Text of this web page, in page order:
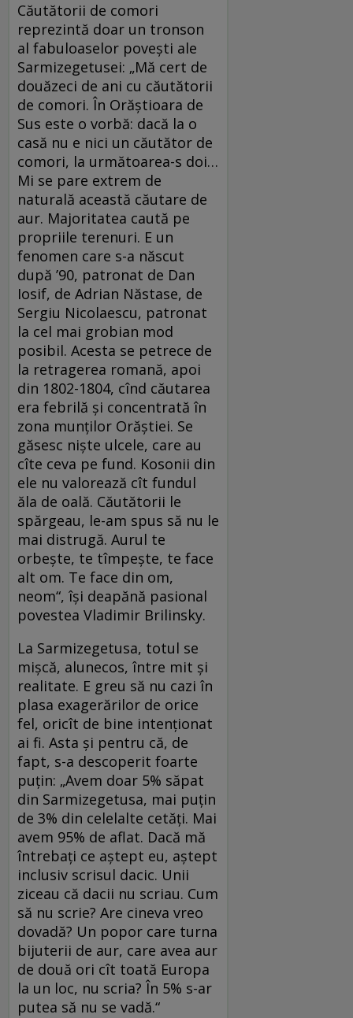
Căutătorii de comori
reprezintă doar un tronson
al fabuloaselor poveşti ale
Sarmizegetusei: „Mă cert de
douăzeci de ani cu căutătorii
de comori. În Orăştioara de
Sus este o vorbă: dacă la o
casă nu e nici un căutător de
comori, la următoarea-s doi…
Mi se pare extrem de
naturală această căutare de
aur. Majoritatea caută pe
propriile terenuri. E un
fenomen care s-a născut
după ’90, patronat de Dan
Iosif, de Adrian Năstase, de
Sergiu Nicolaescu, patronat
la cel mai grobian mod
posibil. Acesta se petrece de
la retragerea romană, apoi
din 1802-1804, cînd căutarea
era febrilă şi concentrată în
zona munţilor Orăştiei. Se
găsesc nişte ulcele, care au
cîte ceva pe fund. Kosonii din
ele nu valorează cît fundul
ăla de oală. Căutătorii le
spărgeau, le-am spus să nu le
mai distrugă. Aurul te
orbeşte, te tîmpeşte, te face
alt om. Te face din om,
neom“, îşi deapănă pasional
povestea Vladimir Brilinsky.
La Sarmizegetusa, totul se
mişcă, alunecos, între mit şi
realitate. E greu să nu cazi în
plasa exagerărilor de orice
fel, oricît de bine intenţionat
ai fi. Asta şi pentru că, de
fapt, s-a descoperit foarte
puţin: „Avem doar 5% săpat
din Sarmizegetusa, mai puţin
de 3% din celelalte cetăţi. Mai
avem 95% de aflat. Dacă mă
întrebaţi ce aştept eu, aştept
inclusiv scrisul dacic. Unii
ziceau că dacii nu scriau. Cum
să nu scrie? Are cineva vreo
dovadă? Un popor care turna
bijuterii de aur, care avea aur
de două ori cît toată Europa
la un loc, nu scria? În 5% s-ar
putea să nu se vadă.“